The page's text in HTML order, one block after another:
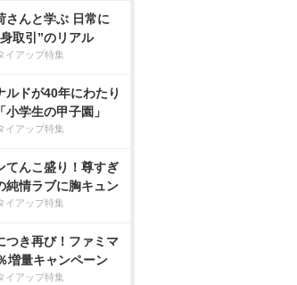
さんと学ぶ 日常に
取引”のリアル
イアップ特集
ルドが40年にわたり
小学生の甲子園」
イアップ特集
てんこ盛り！尊すぎ
純情ラブに胸キュン
イアップ特集
つき再び！ファミマ
増量キャンペーン
イアップ特集